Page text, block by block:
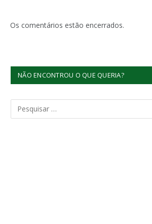
Os comentários estão encerrados.
NÃO ENCONTROU O QUE QUERIA?